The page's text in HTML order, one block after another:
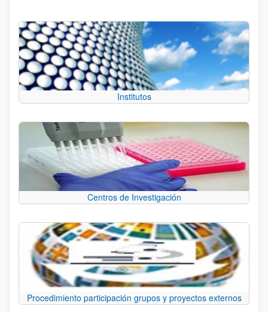
Institutos
Centros de Investigación
Procedimiento participación grupos y proyectos externos